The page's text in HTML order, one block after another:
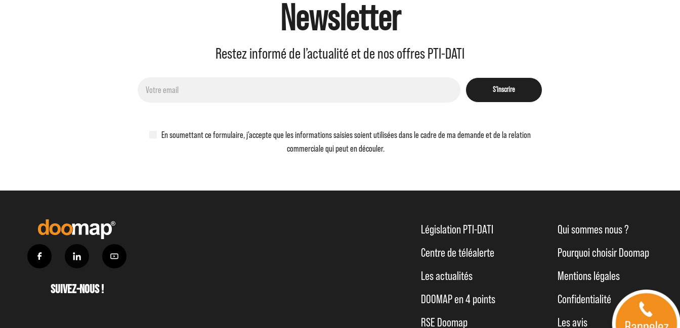
Newsletter
Restez informé de l’actualité et de nos offres PTI-DATI
En soumettant ce formulaire, j'accepte que les informations saisies soient utilisées dans le cadre de ma demande et de la relation
commerciale qui peut en découler.
S'inscrire
Suivez-nous !
Législation PTI-DATI
Centre de téléalerte
Les actualités
DOOMAP en 4 points
RSE Doomap
Qui sommes nous ?
Pourquoi choisir Doomap
Mentions légales
Confidentialité
Les avis